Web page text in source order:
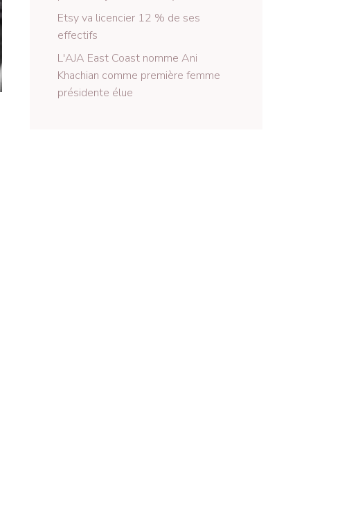
Etsy va licencier 12 % de ses
effectifs
L'AJA East Coast nomme Ani
Khachian comme première femme
présidente élue